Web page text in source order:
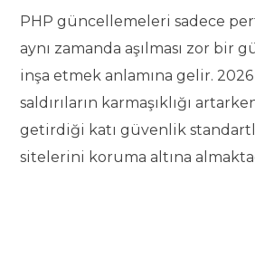
PHP güncellemeleri sadece
aynı zamanda aşılması zor bir
inşa etmek anlamına gelir. 2026
saldırıların karmaşıklığı
getirdiği katı güvenlik
sitelerini koruma altına